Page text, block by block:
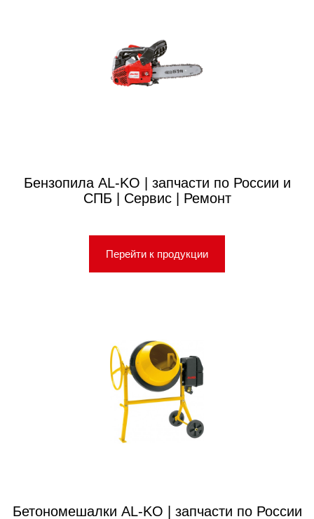
Бензопила AL-KO | запчасти по России и
СПБ | Сервис | Ремонт
Перейти к продукции
Бетономешалки AL-KO | запчасти по России